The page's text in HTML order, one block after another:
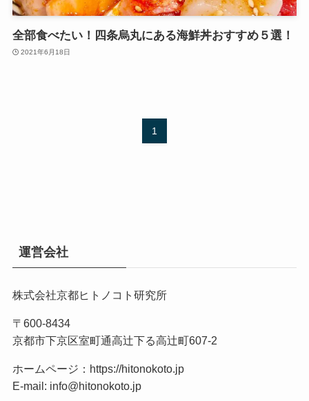
全部食べたい！四条烏丸にある海鮮丼おすすめ５選！
2021年6月18日
1
運営会社
株式会社京都ヒトノコト研究所
〒600-8434
京都市下京区室町通高辻下る高辻町607-2
ホームページ： https://hitonokoto.jp
E-mail: info@hitonokoto.jp